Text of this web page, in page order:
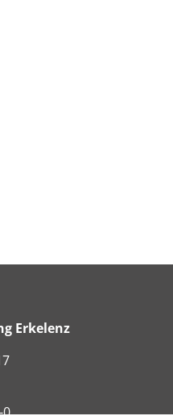
Erkelenz
0